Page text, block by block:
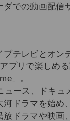
ダでの動画配信
ブテレビとオン
プリで楽しめ
」。
ュース、ドキュ
河ドラマを始め
放ドラマや映画